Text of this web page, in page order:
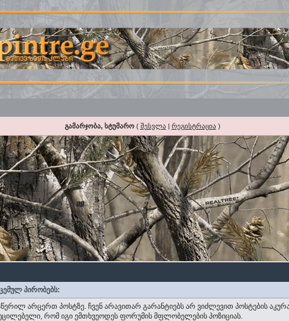
გამარჯობა, სტუმარო( შესვლა | რეგისტრაცია )
პირობებს:
არცერთ პოსტზე. ჩვენ არავითარ გარანტიებს არ ვიძლევით პოსტების
რომ იგი ემთხვეოდეს ფორუმის მფლობელების პოზიციას.